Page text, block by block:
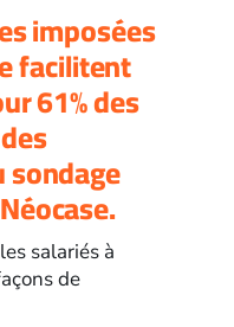
imposées
facilitent
61% des
salariés à
de